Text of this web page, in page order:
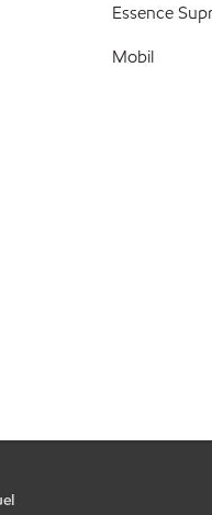
Essence
Mobil